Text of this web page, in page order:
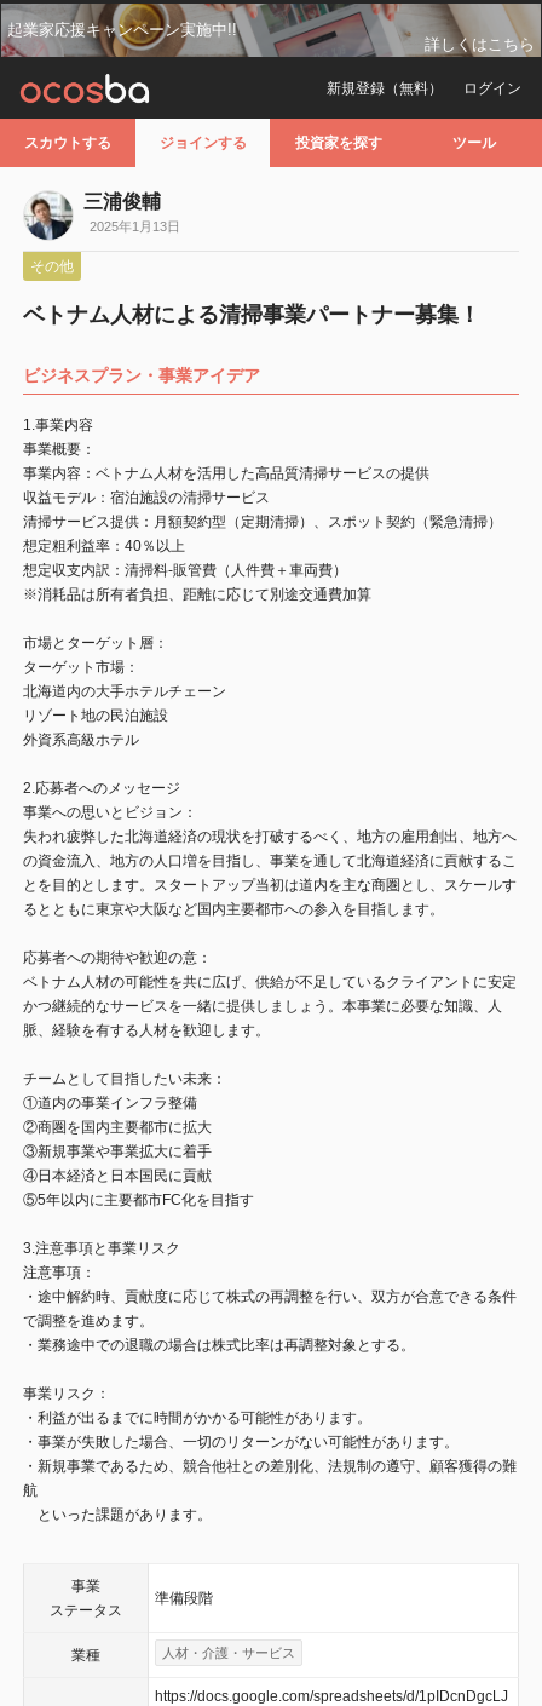
起業家応援キャンペーン実施中!!
詳しくはこちら
ログイン
新規登録（無料）
スカウトする ジョインする 投資家を探す ツール
三浦俊輔
2025年1月13日
その他
ベトナム人材による清掃事業パートナー募集！
ビジネスプラン・事業アイデア
1.事業内容
事業概要：
事業内容：ベトナム人材を活用した高品質清掃サービスの提供
収益モデル：宿泊施設の清掃サービス
清掃サービス提供：月額契約型（定期清掃）、スポット契約（緊急清掃）
想定粗利益率：40％以上
想定収支内訳：清掃料-販管費（人件費＋車両費）
※消耗品は所有者負担、距離に応じて別途交通費加算
市場とターゲット層：
ターゲット市場：
北海道内の大手ホテルチェーン
リゾート地の民泊施設
外資系高級ホテル
2.応募者へのメッセージ
事業への思いとビジョン：
失われ疲弊した北海道経済の現状を打破するべく、地方の雇用創出、地方へ
の資金流入、地方の人口増を目指し、事業を通して北海道経済に貢献するこ
とを目的とします。スタートアップ当初は道内を主な商圏とし、スケールす
るとともに東京や大阪など国内主要都市への参入を目指します。
応募者への期待や歓迎の意：
ベトナム人材の可能性を共に広げ、供給が不足しているクライアントに安定
かつ継続的なサービスを一緒に提供しましょう。本事業に必要な知識、人
脈、経験を有する人材を歓迎します。
チームとして目指したい未来：
①道内の事業インフラ整備
②商圏を国内主要都市に拡大
③新規事業や事業拡大に着手
④日本経済と日本国民に貢献
⑤5年以内に主要都市FC化を目指す
3.注意事項と事業リスク
注意事項：
・途中解約時、貢献度に応じて株式の再調整を行い、双方が合意できる条件
で調整を進めます。
・業務途中での退職の場合は株式比率は再調整対象とする。
事業リスク：
・利益が出るまでに時間がかかる可能性があります。
・事業が失敗した場合、一切のリターンがない可能性があります。
・新規事業であるため、競合他社との差別化、法規制の遵守、顧客獲得の難
航
といった課題があります。
事業
ステータス
準備段階
業種 人材・介護・サービス
https://docs.google.com/spreadsheets/d/1pIDcnDgcLJ